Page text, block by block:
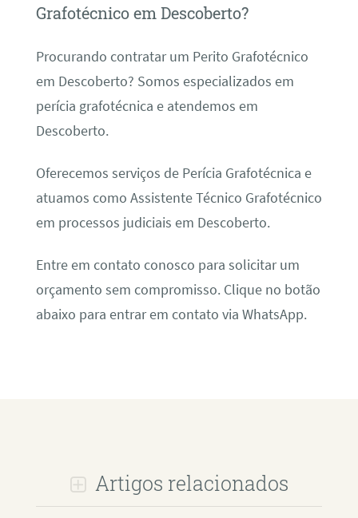
Grafotécnico em Descoberto?
Procurando contratar um Perito Grafotécnico
em Descoberto? Somos especializados em
perícia grafotécnica e atendemos em
Descoberto.
Oferecemos serviços de Perícia Grafotécnica e
atuamos como Assistente Técnico Grafotécnico
em processos judiciais em Descoberto.
Entre em contato conosco para solicitar um
orçamento sem compromisso. Clique no botão
abaixo para entrar em contato via WhatsApp.
Artigos relacionados